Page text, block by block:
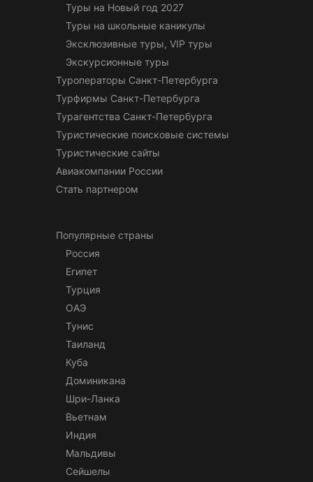
Туры на Новый год 2027
Туры на школьные каникулы
Эксклюзивные туры, VIP туры
Экскурсионные туры
Туроператоры Санкт-Петербурга
Турфирмы Санкт-Петербурга
Турагентства Санкт-Петербурга
Туристические поисковые системы
Туристические сайты
Авиакомпании России
Стать партнером
Популярные страны
Россия
Египет
Турция
ОАЭ
Тунис
Таиланд
Куба
Доминикана
Шри-Ланка
Вьетнам
Индия
Мальдивы
Сейшелы